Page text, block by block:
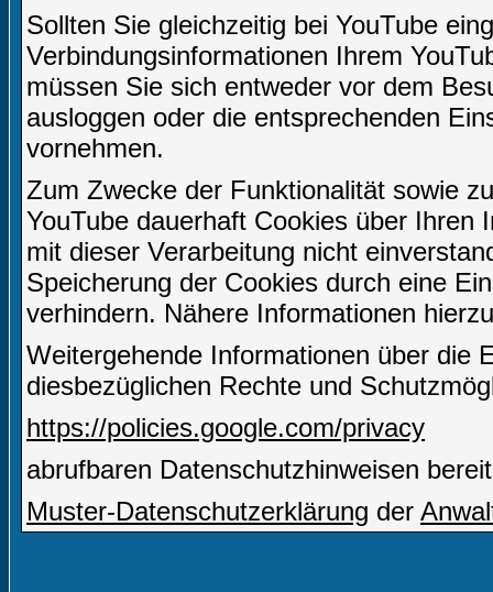
Sollten Sie gleichzeitig bei YouTube
Verbindungsinformationen Ihrem
müssen Sie sich entweder vor dem
ausloggen oder die entsprechenden
vornehmen.
Zum Zwecke der Funktionalität sowie
YouTube dauerhaft Cookies über
mit dieser Verarbeitung nicht
Speicherung der Cookies durch eine
verhindern. Nähere Informationen
Weitergehende Informationen über die
diesbezüglichen Rechte und
https://policies.google.com/privacy
abrufbaren Datenschutzhinweisen
Muster-Datenschutzerklärung der